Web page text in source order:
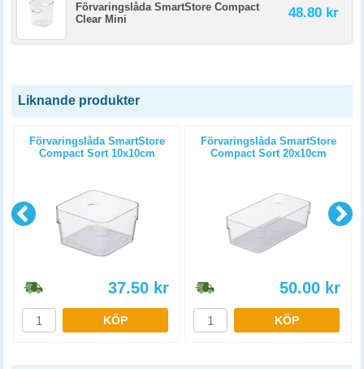
Förvaringslåda SmartStore Compact
Clear Mini
48.80 kr
Liknande produkter
Förvaringslåda SmartStore
Compact Sort 10x10cm
37.50 kr
KÖP
Förvaringslåda SmartStore
Compact Sort 20x10cm
50.00 kr
KÖP